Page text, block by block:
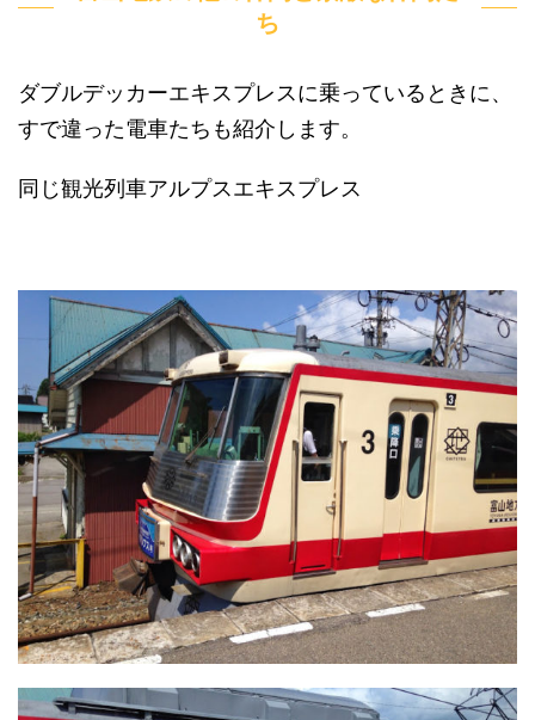
ち
ダブルデッカーエキスプレスに乗っているときに、
すで違った電車たちも紹介します。
同じ観光列車アルプスエキスプレス